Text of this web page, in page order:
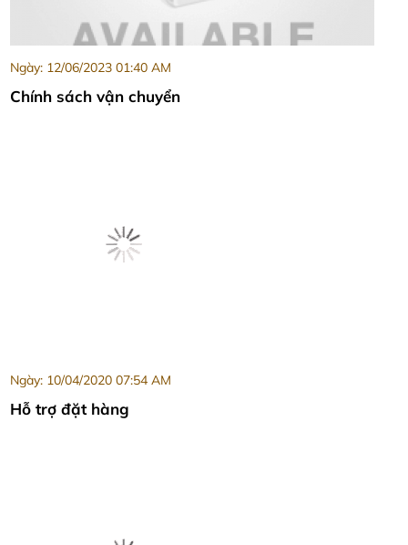
Ngày: 12/06/2023 01:40 AM
Chính sách vận chuyển
Ngày: 10/04/2020 07:54 AM
Hỗ trợ đặt hàng